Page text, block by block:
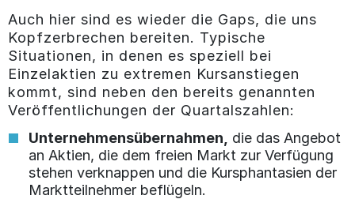
Auch hier sind es wieder die Gaps, die uns
Kopfzerbrechen bereiten. Typische
Situationen, in denen es speziell bei
Einzelaktien zu extremen Kursanstiegen
kommt, sind neben den bereits genannten
Veröffentlichungen der Quartalszahlen:
Unternehmensübernahmen,
die das Angebot
an Aktien, die dem freien Markt zur Verfügung
stehen verknappen und die Kursphantasien der
Marktteilnehmer beflügeln.